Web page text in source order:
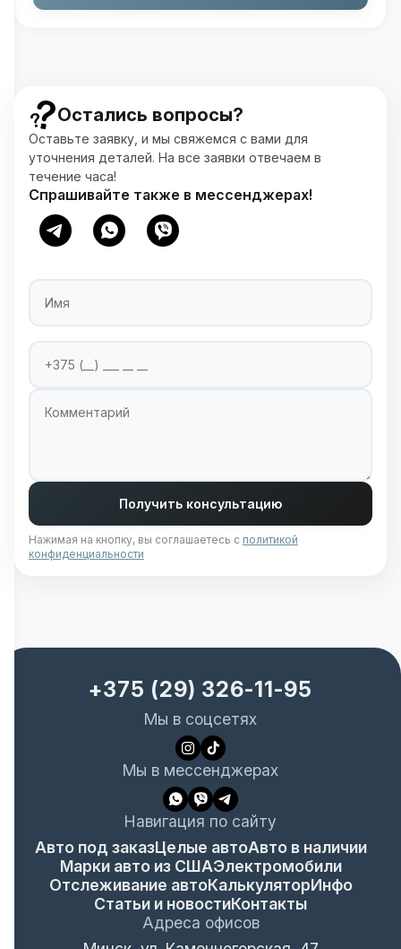
Остались вопросы?
Оставьте заявку, и мы свяжемся с вами для
уточнения деталей. На все заявки отвечаем в
течение часа!
Спрашивайте также в мессенджерах!
Получить консультацию
Нажимая на кнопку, вы соглашаетесь с политикой
конфиденциальности
+375 (29) 326-11-95
Мы в соцсетях
Мы в мессенджерах
Навигация по сайту
Авто под заказЦелые автоАвто в наличии
Марки авто из СШАЭлектромобили
Отслеживание автоКалькуляторИнфо
Статьи и новостиКонтакты
Адреса офисов